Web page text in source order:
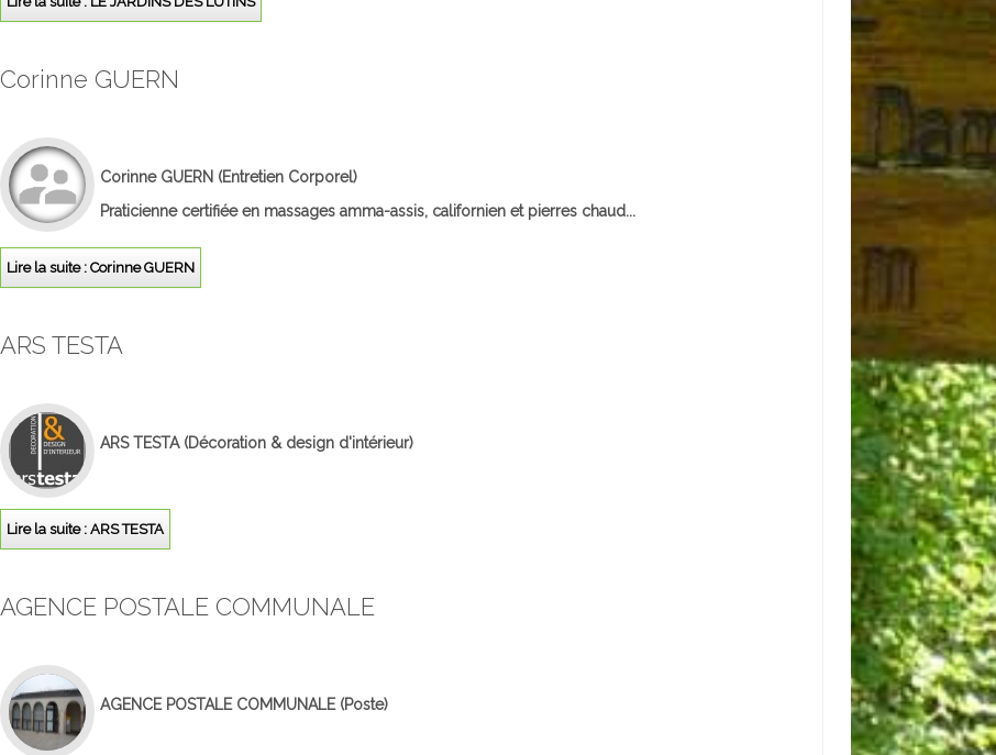
Corinne GUERN
Corinne GUERN (Entretien Corporel)
Praticienne certifiée en massages amma-assis, californien et pierres chaud...
Lire la suite : Corinne GUERN
ARS TESTA
ARS TESTA(Décoration & design d'intérieur)
Lire la suite : ARS TESTA
AGENCE POSTALE COMMUNALE
AGENCE POSTALE COMMUNALE (Poste)